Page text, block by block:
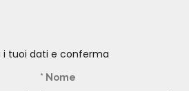
i tuoi dati e conferma
* Nome